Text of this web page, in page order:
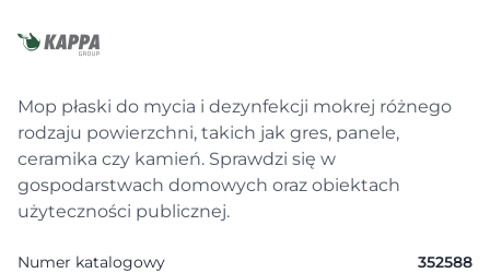
Mop płaski do mycia i dezynfekcji mokrej różnego
rodzaju powierzchni, takich jak gres, panele,
ceramika czy kamień. Sprawdzi się w
gospodarstwach domowych oraz obiektach
użyteczności publicznej.
Numer katalogowy 352588